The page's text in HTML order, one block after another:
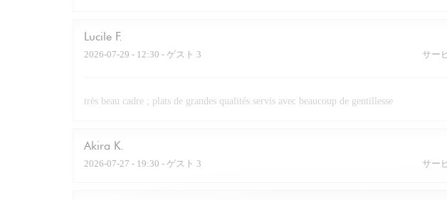
Lucile F
2026-07-29 - 12:30 - ゲスト 3 サー
très beau cadre ; plats de grandes qualités servis avec beaucoup de gentillesse
Akira K
2026-07-27 - 19:30 - ゲスト 3 サー